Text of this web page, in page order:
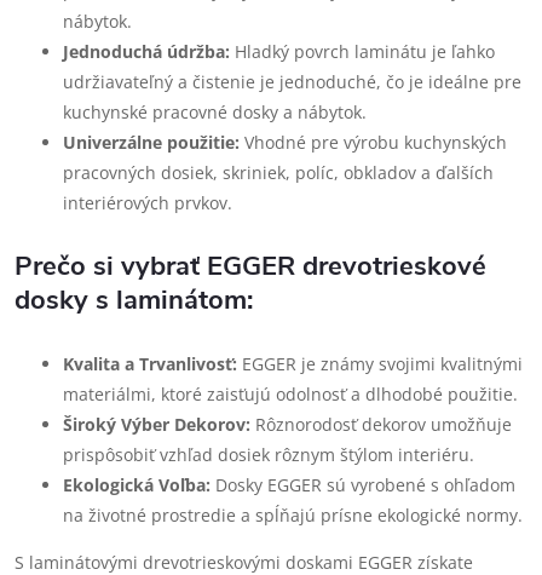
nábytok.
Jednoduchá údržba: Hladký povrch laminátu je ľahko
udržiavateľný a čistenie je jednoduché, čo je ideálne pre
kuchynské pracovné dosky a nábytok.
Univerzálne použitie: Vhodné pre výrobu kuchynských
pracovných dosiek, skriniek, políc, obkladov a ďalších
interiérových prvkov.
Prečo si vybrať EGGER drevotrieskové
dosky s laminátom:
Kvalita a Trvanlivosť: EGGER je známy svojimi kvalitnými
materiálmi, ktoré zaisťujú odolnosť a dlhodobé použitie.
Široký Výber Dekorov: Rôznorodosť dekorov umožňuje
prispôsobiť vzhľad dosiek rôznym štýlom interiéru.
Ekologická Voľba: Dosky EGGER sú vyrobené s ohľadom
na životné prostredie a spĺňajú prísne ekologické normy.
S laminátovými drevotrieskovými doskami EGGER získate